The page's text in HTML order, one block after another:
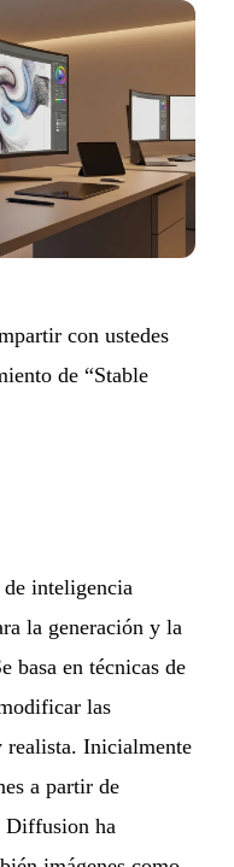
con ustedes
de “Stable
inteligencia
la generación y la
basa en técnicas de
las
realista. Inicialmente
a partir de
Diffusion ha